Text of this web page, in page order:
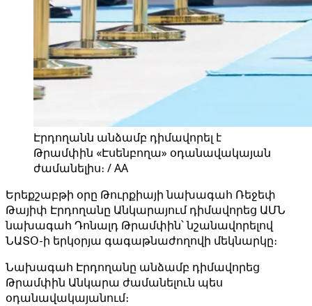
Էրդողանն անձամբ դիմավորել է
Թրամփին «Էսենբողա» օդանավակայան
ժամանելիս։ / AA
Երեքշաբթի օրը Թուրքիայի նախագահ Ռեջեփ
Թայիփ Էրդողանը Անկարայում դիմավորեց ԱՄՆ
նախագահ Դոնալդ Թրամփին՝ նշանավորելով
ՆԱՏՕ-ի երկօրյա գագաթնաժողովի մեկնարկը։
Նախագահ Էրդողանը անձամբ դիմավորեց
Թրամփին Անկարա ժամանելուն պես
օդանավակայանում։